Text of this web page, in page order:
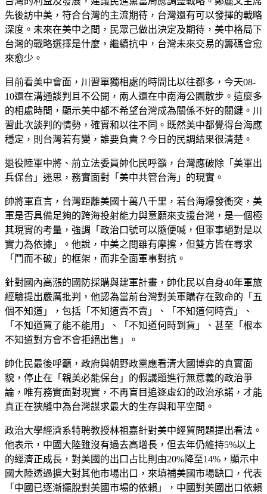
先後訪中美，符合台灣的主流期待，台灣還有可以發揮的戰略
深度。未來在美中之間，民眾己做出決定及期待，美中格局下
台灣的戰略選擇是什麼，繼續抗中，台灣未來交易的籌碼會愈
來愈少。
目前看美中會面，川習單獨相處的時間比以往都多，今天08-
10還在溝通談判且不公開，兩人還在中南海公園散步。這麼多
的相處時間，顯示美中都不希望台灣成為關係不好的關鍵。川
習此次談判的情勢，確實和以往不同。既然美中都覺得台海應
穩定，則台灣若有變，誰要負責？今日的民調結果很清楚。
退役陸軍中將、前立法委員帥化民呼籲，台灣應破除「美軍出
兵保台」迷思，務實面對「美中共管台海」的現實。
帥將軍直言，台灣距離美國十萬八千里，若台海爆發衝突，美
軍是否具備足夠的跨海投射能力與意願來支援台灣，是一個極
其現實的考量，強調「政治口號可以隨便喊，但軍事絕對是以
實力為依據」。他說，中美之間雖有摩擦，但雙方皆在尋求
「鬥而不破」的框架，而非全面軍事對抗。
針對國內高漲的國防採購與建軍計畫，帥化民以自身40年軍旅
經驗提出嚴厲批判，他認為當前台灣對美軍購存在致命的「五
個不知道」，包括「不知道賣不賣」、「不知道何時賣」、
「不知道買了能不能用」、「不知道何時到貨」、甚至「根本
不知道對方會不會拒絕出售」。
帥化民最後呼籲，政府與朝野政黨應看清大國博弈的真實面
貌，停止在「親美必能保台」的假議題進行無意義的政治爭
論，唯有務實面對現實，不再盲目追逐虛幻的政治承諾，才能
真正在狹縫中為台灣謀求最大的生存與和平空間。
政治大學經濟系特聘教授林祖嘉針對美中經貿問題提出看法。
他表示，中國大陸雖沒有過去高增長，但去年仍維持5%以上
的經濟正成長，對美國的出口占比則由20%降至14%，顯示中
國大陸透過擴大對其他市場出口，來填補美國市場缺口，代表
「中國已逐漸擺脫對美國市場的依賴」，中國對美國出口依賴